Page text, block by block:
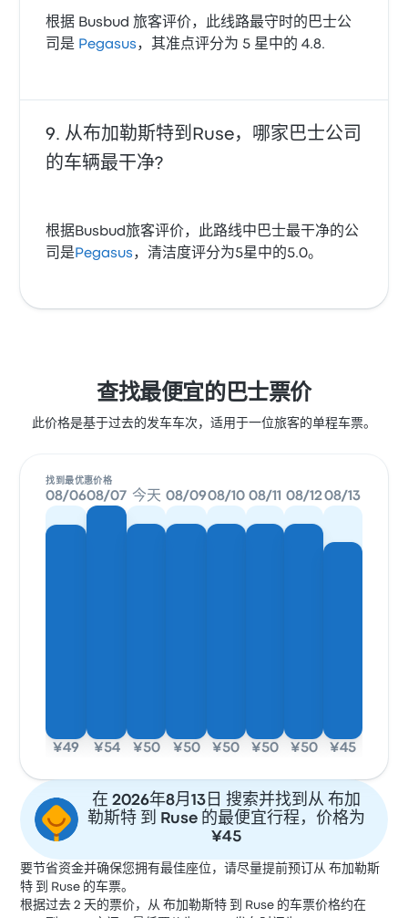
根据 Busbud 旅客评价，此线路最守时的巴士公
司是 Pegasus ，其准点评分为 5 星中的 4.8.
从布加勒斯特到Ruse，哪家巴士公司
的车辆最干净?
根据Busbud旅客评价，此路线中巴士最干净的公
司是 Pegasus ，清洁度评分为5星中的5.0。
查找最便宜的巴士票价
此价格是基于过去的发车车次，适用于一位旅客的单程车票。
找到最优惠价格
08/06
¥49
08/07
¥54
今天
¥50
08/09
¥50
08/10
¥50
08/11
¥50
08/12
¥50
08/13
¥45
在 2026年8月13日 搜索并找到从 布加
勒斯特 到 Ruse 的最便宜行程，价格为
¥45
要节省资金并确保您拥有最佳座位，请尽量提前预订从 布加勒斯
特 到 Ruse 的车票。
根据过去 2 天的票价，从 布加勒斯特 到 Ruse 的车票价格约在